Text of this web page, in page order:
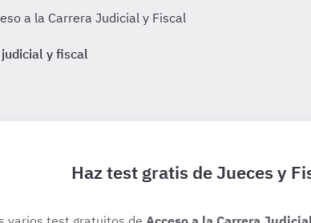
a la Carrera Judicial y Fiscal
y fiscal
Haz test gratis de Jueces y